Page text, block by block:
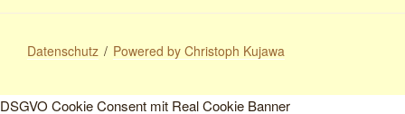
Datenschutz Powered by Christoph Kujawa
DSGVO Cookie Consent mit Real Cookie Banner